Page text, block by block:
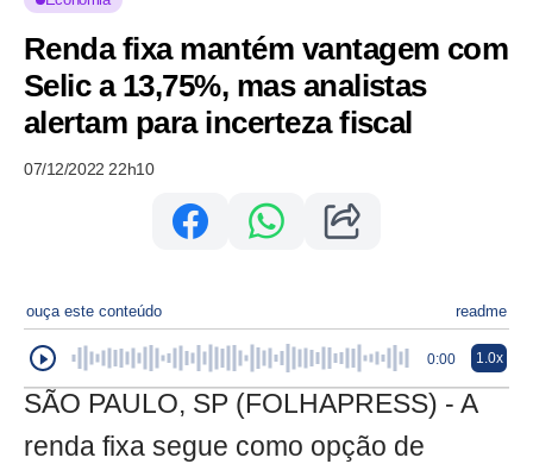
Renda fixa mantém vantagem com
Selic a 13,75%, mas analistas
alertam para incerteza fiscal
07/12/2022 22h10
ouça este conteúdo readme
0:00 1.0x
SÃO PAULO, SP (FOLHAPRESS) - A
renda fixa segue como opção de